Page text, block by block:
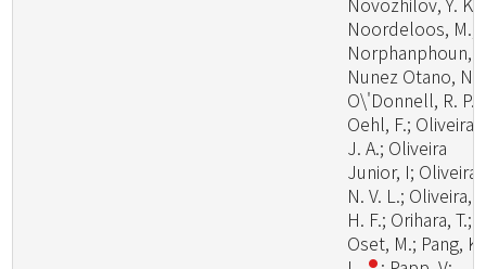
Noordeloos, M.;
Norphanphoun,
Nunez Otano, N.;
O\'Donnell, R. P.;
Oehl, F.; Oliveira,
J. A.; Oliveira
Junior, I; Oliveira,
N. V. L.; Oliveira,
H. F.; Orihara, T.;
Oset, M.; Pang, K.